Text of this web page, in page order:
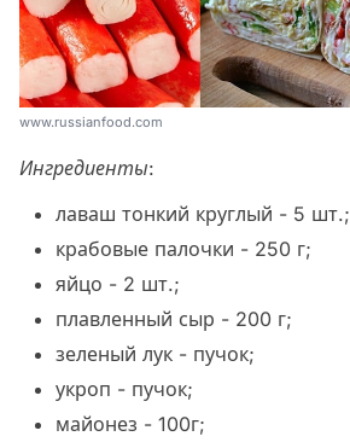
www.russianfood.com
Ингредиенты:
лаваш тонкий круглый - 5 шт.;
крабовые палочки - 250 г;
яйцо - 2 шт.;
плавленный сыр - 200 г;
зеленый лук - пучок;
укроп - пучок;
майонез - 100г;